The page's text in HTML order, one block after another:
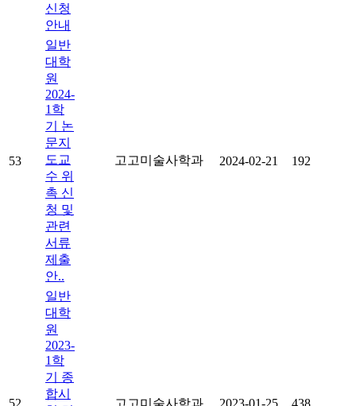
신청
안내
53
일반
대학
원
2024-
1학
기 논
문지
도교
수 위
촉 신
청 및
관련
서류
제출
안..
고고미술사학과 2024-02-21 192
52
일반
대학
원
2023-
1학
기 종
합시
고고미술사학과 2023-01-25 438